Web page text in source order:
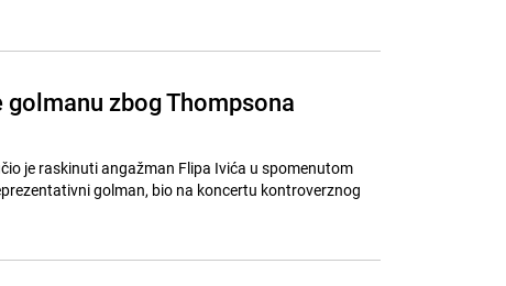
zbog Thompsona
je raskinuti angažman Flipa Ivića u spomenutom
golman, bio na koncertu kontroverznog